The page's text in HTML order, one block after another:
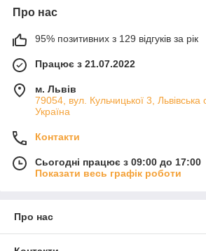
Про нас
95% позитивних з 129 відгуків за рік
Працює з 21.07.2022
м. Львів
79054, вул. Кульчицької 3, Львівська
Україна
Контакти
Сьогодні працює з 09:00 до 17:00
Показати весь графік роботи
Про нас